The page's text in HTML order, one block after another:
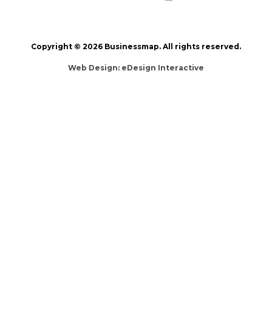
Copyright © 2026 Businessmap. All rights reserved.
Web Design: eDesign Interactive